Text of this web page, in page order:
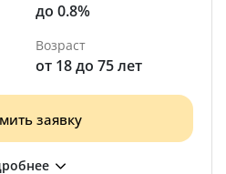
до 0.8%
Возраст
от 18 до 75 лет
заявку